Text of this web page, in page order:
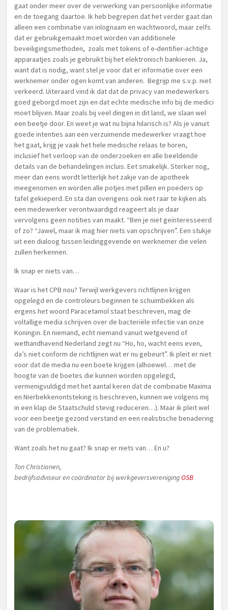
gaat onder meer over de verwerking van persoonlijke informatie
en de toegang daartoe. Ik heb begrepen dat het verder gaat dan
alleen een combinatie van inlognaam en wachtwoord, maar zelfs
dat er gebruikgemaakt moet worden van additionele
beveiligingsmethoden, zoals met tokens of e-dentifier-achtige
apparaatjes zoals je gebruikt bij het elektronisch bankieren. Ja,
want dat is nodig, want stel je voor dat er informatie over een
werknemer onder ogen komt van anderen. Begrijp me s.v.p. niet
verkeerd. Uiteraard vind ik dat dat de privacy van medewerkers
goed geborgd moet zijn en dat echte medische info bij de medici
moet blijven. Maar zoals bij veel dingen in dit land, we slaan wel
een beetje door. En weet je wat nu bijna hilarisch is? Als je vanuit
goede intenties aan een verzuimende medewerker vraagt hoe
het gaat, krijg je vaak het hele medische relaas te horen,
inclusief het verloop van de onderzoeken en alle beeldende
details van de behandelingen incluis. Eet smakelijk. Sterker nog,
meer dan eens wordt letterlijk het zakje van de apotheek
meegenomen en worden alle potjes met pillen en poeders op
tafel gekieperd. En sta dan overigens ook niet raar te kijken als
een medewerker verontwaardigd reageert als je daar
vervolgens geen notities van maakt. “Ben je niet geïnteresseerd
of zo? “Jawel, maar ik mag hier niets van opschrijven”. Een stukje
uit een dialoog tussen leidinggevende en werknemer die velen
zullen herkennen.
Ik snap er niets van…
Waar is het CPB nou? Terwijl werkgevers richtlijnen krijgen
opgelegd en de controleurs beginnen te schuimbekken als
ergens het woord Paracetamol staat beschreven, mag de
voltallige media schrijven over de bacteriële infectie van onze
Koningin. En niemand, echt niemand vanuit wetgevend of
wethandhavend Nederland zegt nu “Ho, ho, wacht eens even,
da’s niet conform de richtlijnen wat er nu gebeurt”. Ik pleit er niet
voor dat de media nu een boete krijgen (alhoewel… met de
hoogte van de boetes die kunnen worden opgelegd,
vermenigvuldigd met het aantal keren dat de combinatie Maxima
en Nierbekkenontsteking is beschreven, kunnen we volgens mij
in een klap de Staatschuld stevig reduceren…). Maar ik pleit wel
voor een beetje gezond verstand en een realistische benadering
van de problematiek.
Want zoals het nu gaat? Ik snap er niets van… En u?
Ton Christianen,
bedrijfsadviseur en coördinator bij werkgeversverenigingOSB